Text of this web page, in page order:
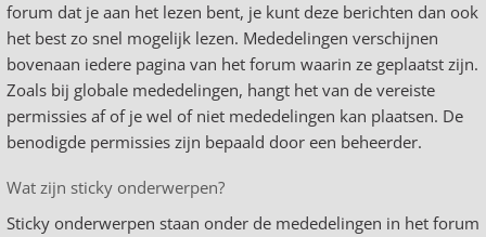
forum dat je aan het lezen bent, je kunt deze berichten dan ook
het best zo snel mogelijk lezen. Mededelingen verschijnen
bovenaan iedere pagina van het forum waarin ze geplaatst zijn.
Zoals bij globale mededelingen, hangt het van de vereiste
permissies af of je wel of niet mededelingen kan plaatsen. De
benodigde permissies zijn bepaald door een beheerder.
Wat zijn sticky onderwerpen?
Sticky onderwerpen staan onder de mededelingen in het forum